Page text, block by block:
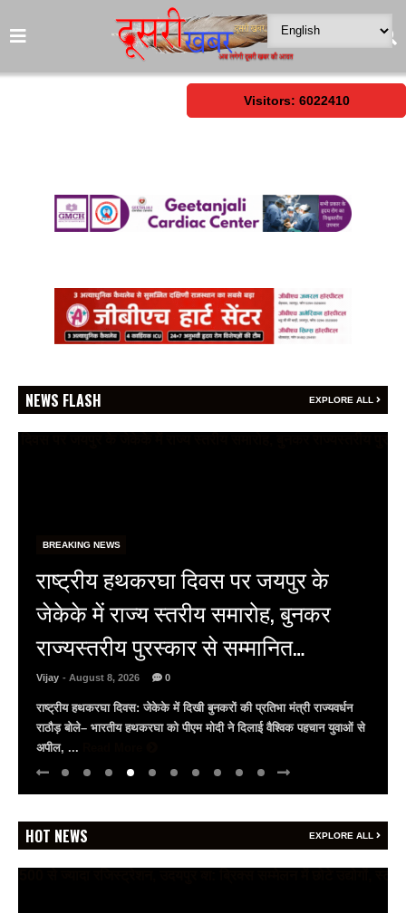
Visitors: 6022410
NEWS FLASH EXPLORE ALL
BREAKING NEWS
BRICS सम्मेलन: लेकसिटी उदयपुर में जुटे
वैश्विक प्रतिनिधि, 9 अगस्त को सिटी पैलेस
और जगमंदिर का करेंगे भ्रमण
Vijay - August 7, 2026 0
भारत की BRICS अध्यक्षता के तहत उदयपुर में उच्चस्तरीय सम्मेलन ताज फतेह
प्रकाश पैलेस में प्रतिस्पर्धा प्राधिकरणों के प्रमुखों की बैठक इंडोनेशिया, दक्षिण
अफ्रीका और ...
HOT NEWS EXPLORE ALL